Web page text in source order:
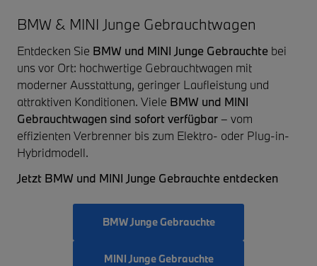
BMW & MINI Junge Gebrauchtwagen
Entdecken Sie BMW und MINI Junge Gebrauchte bei
uns vor Ort: hochwertige Gebrauchtwagen mit
moderner Ausstattung, geringer Laufleistung und
attraktiven Konditionen. Viele BMW und MINI
Gebrauchtwagen sind sofort verfügbar– vom
effizienten Verbrenner bis zum Elektro- oder Plug-in-
Hybridmodell.
Jetzt BMW und MINI Junge Gebrauchte entdecken
BMW Junge Gebrauchte
MINI Junge Gebrauchte